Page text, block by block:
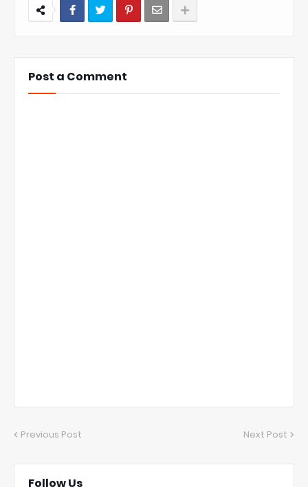
Post a Comment
Previous Post Next Post
Follow Us